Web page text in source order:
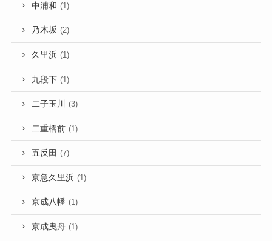
中浦和 (1)
乃木坂 (2)
久里浜 (1)
九段下 (1)
二子玉川 (3)
二重橋前 (1)
五反田 (7)
京急久里浜 (1)
京成八幡 (1)
京成曳舟 (1)